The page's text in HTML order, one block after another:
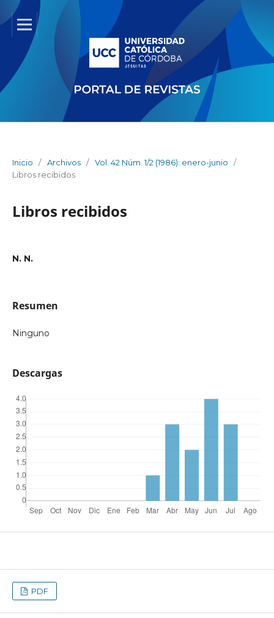
Inicio / Archivos / Vol. 42 Núm. 1/2 (1986): enero-junio
/
Libros recibidos
Libros recibidos
N. N.
Resumen
Ninguno
Descargas
PDF